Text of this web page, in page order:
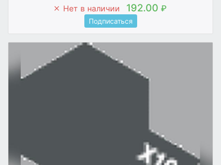
Нет в наличии 192.00 ₽
Подписаться